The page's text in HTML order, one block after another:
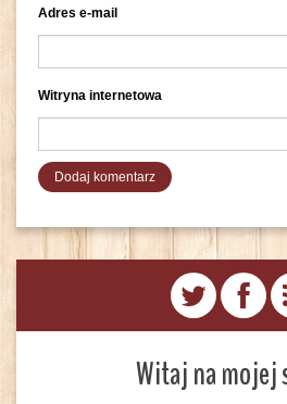
Adres e-mail
Witryna internetowa
Witaj na mojej